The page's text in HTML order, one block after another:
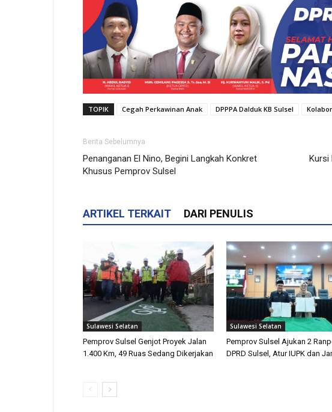
TOPIK Cegah Perkawinan Anak DPPPA Dalduk KB Sulsel
Berita Sebelumnya
Penanganan El Nino, Begini Langkah Konkret
Khusus Pemprov Sulsel
Kursi
ARTIKEL TERKAIT DARI PENULIS
Sulawesi Selatan
Pemprov Sulsel Genjot Proyek Jalan
1.400 Km, 49 Ruas Sedang Dikerjakan
Sulawesi Selatan
Pemprov Sulsel Ajukan 2
DPRD Sulsel, Atur IUPK dan